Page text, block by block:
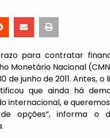
para contratar
Monetário Nacional
junho de 2011. Antes, o
que ainda há
internacional, e
opções”, informa o